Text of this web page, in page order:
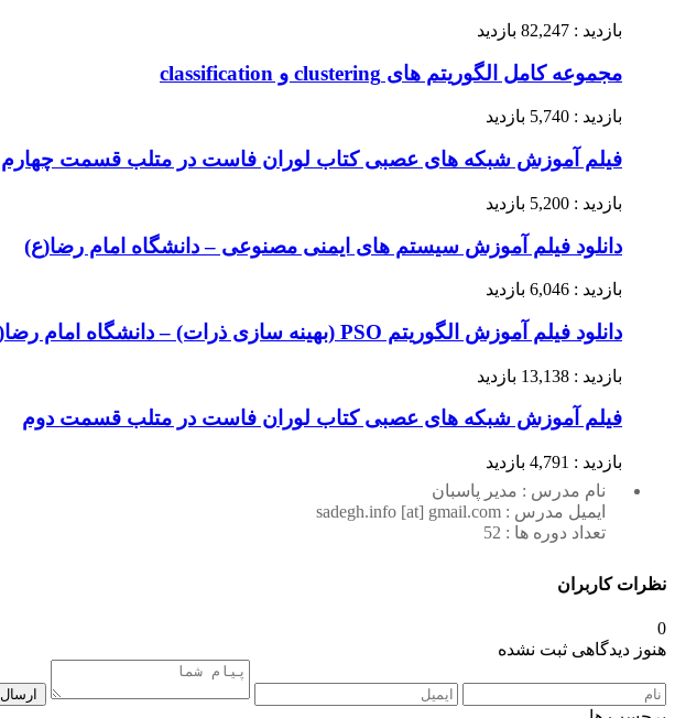
بازدید : 82,247 بازدید
مجموعه کامل الگوریتم های clustering و classification
بازدید : 5,740 بازدید
فیلم آموزش شبکه های عصبی کتاب لوران فاست در متلب قسمت چهارم
بازدید : 5,200 بازدید
دانلود فیلم آموزش سیستم های ایمنی مصنوعی – دانشگاه امام رضا(ع)
بازدید : 6,046 بازدید
دانلود فیلم آموزش الگوریتم PSO (بهینه سازی ذرات) – دانشگاه امام رضا(ع)
بازدید : 13,138 بازدید
فیلم آموزش شبکه های عصبی کتاب لوران فاست در متلب قسمت دوم
بازدید : 4,791 بازدید
نام مدرس : مدیر پاسبان
ایمیل مدرس : sadegh.info [at] gmail.com
تعداد دوره ها : 52
نظرات کاربران
0
هنوز دیدگاهی ثبت نشده
ارسال